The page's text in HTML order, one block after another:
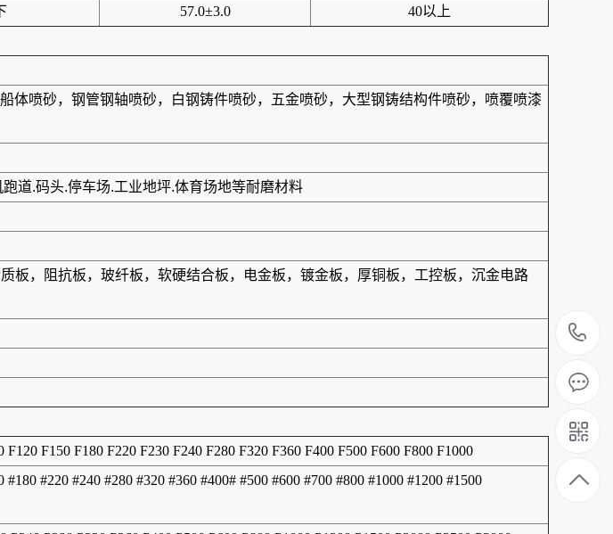
57.0±3.0
40以上
喷砂，钢管钢轴喷砂，白钢铸件喷砂，五金喷砂，大型钢铸结构件喷砂，喷覆喷漆
道.码头.停车场.工业地坪.体育场地等耐磨材料
，阻抗板，玻纤板，软硬结合板，电金板，镀金板，厚铜板，工控板，沉金电路
F150 F180 F220 F230 F240 F280 F320 F360 F400 F500 F600 F800 F1000
#220 #240 #280 #320 #360 #400# #500 #600 #700 #800 #1000 #1200 #1500